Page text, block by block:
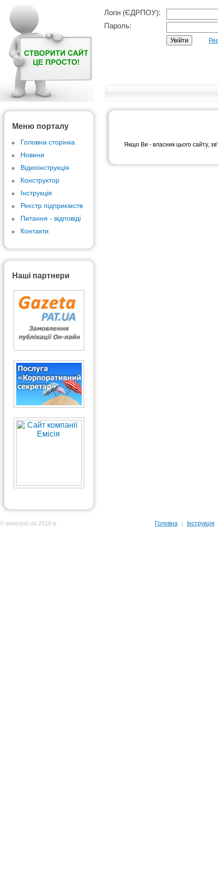
Логін (ЄДРПОУ):
Пароль:
Меню порталу
Головна сторінка
Новини
Відеоінструкція
Конструктор
Інструкція
Реєстр підприємств
Питання - відповіді
Контакти
Наші партнери
Якщо Ви - власник цього сайту,
© www.pat.ua 2010 р. Головна Інструкція